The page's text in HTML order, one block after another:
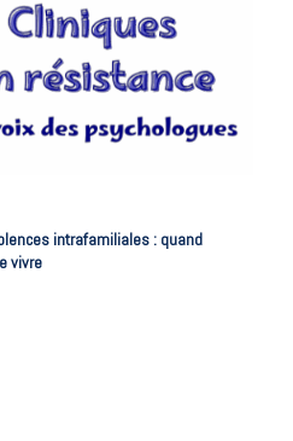
intrafamiliales : quand
vivre